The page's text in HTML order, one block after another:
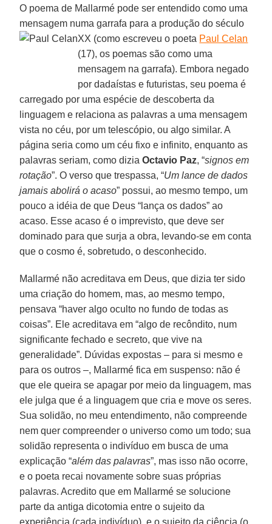
O poema de Mallarmé pode ser entendido como uma
mensagem numa garrafa para a produção do século
XX (como escreveu o poeta Paul Celan
(17), os poemas são como uma
mensagem na garrafa). Embora negado
por dadaístas e futuristas, seu poema é
carregado por uma espécie de descoberta da
linguagem e relaciona as palavras a uma mensagem
vista no céu, por um telescópio, ou algo similar. A
página seria como um céu fixo e infinito, enquanto as
palavras seriam, como diziaOctavio Paz, “signos em
rotação”. O verso que trespassa, “Um lance de dados
jamais abolirá o acaso” possui, ao mesmo tempo, um
pouco a idéia de que Deus “lança os dados” ao
acaso. Esse acaso é o imprevisto, que deve ser
dominado para que surja a obra, levando-se em conta
que o cosmo é, sobretudo, o desconhecido.
Mallarmé não acreditava em Deus, que dizia ter sido
uma criação do homem, mas, ao mesmo tempo,
pensava “haver algo oculto no fundo de todas as
coisas”. Ele acreditava em “algo de recôndito, num
significante fechado e secreto, que vive na
generalidade”. Dúvidas expostas – para si mesmo e
para os outros –, Mallarmé fica em suspenso: não é
que ele queira se apagar por meio da linguagem, mas
ele julga que é a linguagem que cria e move os seres.
Sua solidão, no meu entendimento, não compreende
nem quer compreender o universo como um todo; sua
solidão representa o indivíduo em busca de uma
explicação “além das palavras”, mas isso não ocorre,
e o poeta recai novamente sobre suas próprias
palavras. Acredito que em Mallarmé se solucione
parte da antiga dicotomia entre o sujeito da
experiência (cada indivíduo) e o sujeito da ciência (o